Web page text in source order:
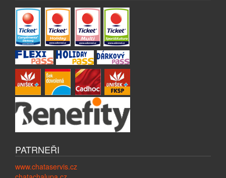
PATRNEŘI
www.chataservis.cz